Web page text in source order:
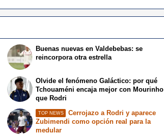
Buenas nuevas en Valdebebas: se
reincorpora otra estrella
Olvide el fenómeno Galáctico: por qué
Tchouaméni encaja mejor con Mourinho
que Rodri
TOP NEWS
Cerrojazo a Rodri y aparece
Zubimendi como opción real para la
medular